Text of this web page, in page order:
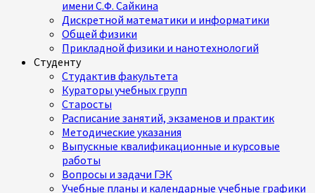
имени С.Ф. Сайкина
Дискретной математики и информатики
Общей физики
Прикладной физики и нанотехнологий
Студенту
Студактив факультета
Кураторы учебных групп
Старосты
Расписание занятий, экзаменов и практик
Методические указания
Выпускные квалификационные и курсовые
работы
Вопросы и задачи ГЭК
Учебные планы и календарные учебные графики